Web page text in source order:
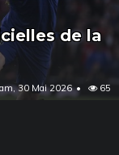
de la
30 Mai 2026 65